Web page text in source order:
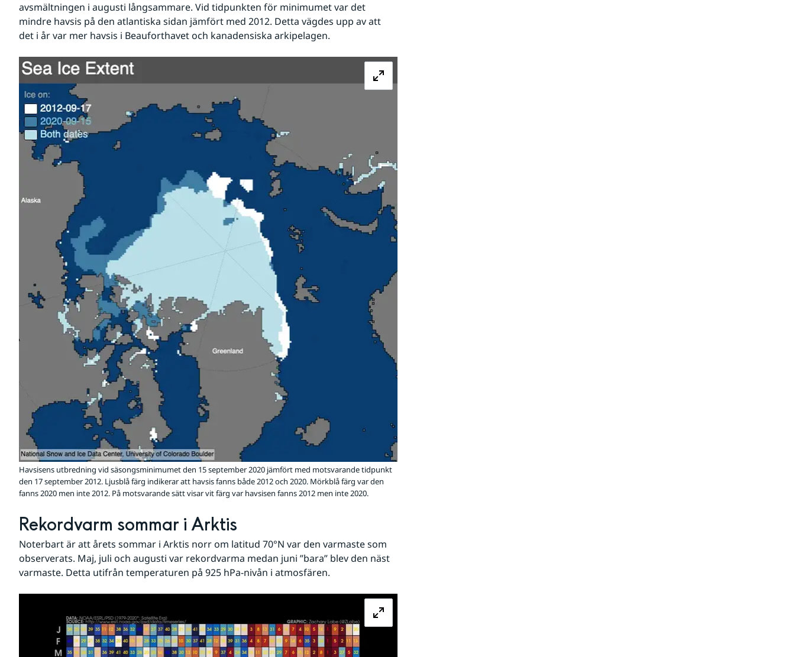
avsmältningen i augusti långsammare. Vid tidpunkten för minimumet var det
mindre havsis på den atlantiska sidan jämfört med 2012. Detta vägdes upp av att
det i år var mer havsis i Beauforthavet och kanadensiska arkipelagen.
Förstora bilden
Havsisens utbredning vid säsongsminimumet den 15 september 2020 jämfört med motsvarande tidpunkt
den 17 september 2012. Ljusblå färg indikerar att havsis fanns både 2012 och 2020. Mörkblå färg var den
fanns 2020 men inte 2012. På motsvarande sätt visar vit färg var havsisen fanns 2012 men inte 2020.
Rekordvarm sommar i Arktis
Noterbart är att årets sommar i Arktis norr om latitud 70°N var den varmaste som
observerats. Maj, juli och augusti var rekordvarma medan juni ”bara” blev den näst
varmaste. Detta utifrån temperaturen på 925 hPa-nivån i atmosfären.
Förstora bilden